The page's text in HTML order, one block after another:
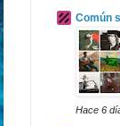
Común
Hace 6